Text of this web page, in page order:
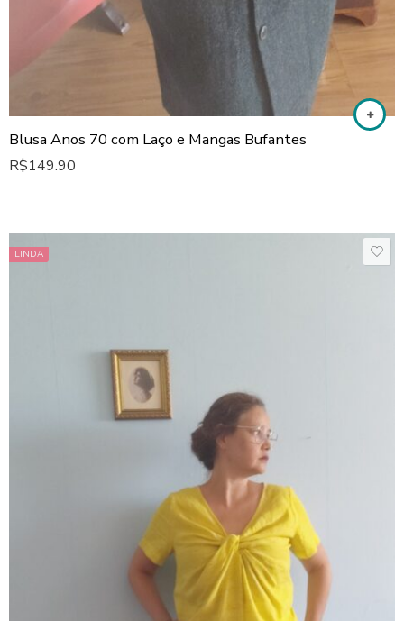
Blusa Anos 70 com Laço e Mangas Bufantes
R$149.90
LINDA